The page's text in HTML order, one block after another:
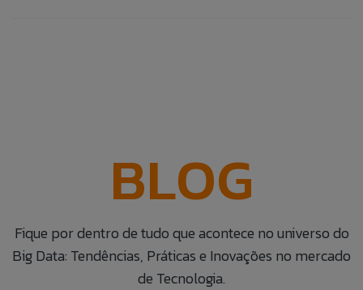
BLOG
Fique por dentro de tudo que acontece no universo do
Big Data: Tendências, Práticas e Inovações no mercado
de Tecnologia.